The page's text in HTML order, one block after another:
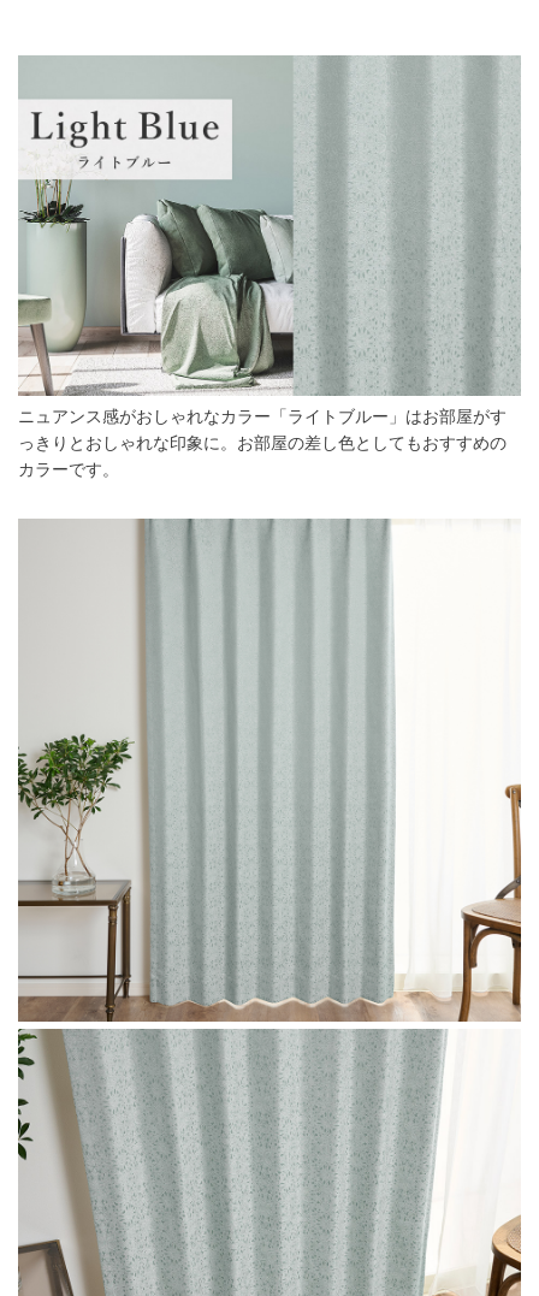
ニュアンス感がおしゃれなカラー「ライトブルー」はお部屋がす
っきりとおしゃれな印象に。お部屋の差し色としてもおすすめの
カラーです。